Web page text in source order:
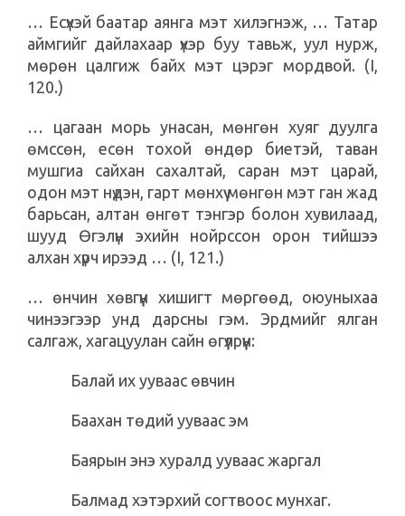
… Есүхэй баатар аянга мэт хилэгнэж, … Татар
аймгийг дайлахаар үхэр буу тавьж, уул нурж,
мөрөн цалгиж байх мэт цэрэг мордвой. (I,
120.)
… цагаан морь унасан, мөнгөн хуяг дуулга
өмссөн, есөн тохой өндөр биетэй, таван
мушгиа сайхан сахалтай, саран мэт царай,
одон мэт нүдэн, гарт мөнхүү мөнгөн мэт ган жад
барьсан, алтан өнгөт тэнгэр болон хувилаад,
шууд Өгэлүн эхийн нойрссон орон тийшээ
алхан хүрч ирээд … (I, 121.)
… өнчин хөвгүүн хишигт мөргөөд, оюуныхаа
чинээгээр унд дарсны гэм. Эрдмийг ялган
салгаж, хагацуулан сайн өгүүлрүүн:
Балай их ууваас өвчин
Баахан төдий ууваас эм
Баярын энэ хуралд ууваас жаргал
Балмад хэтэрхий согтвоос мунхаг.